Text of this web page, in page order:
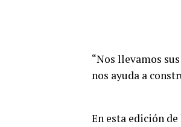
“Nos llevamos
nos ayuda a
En esta edición